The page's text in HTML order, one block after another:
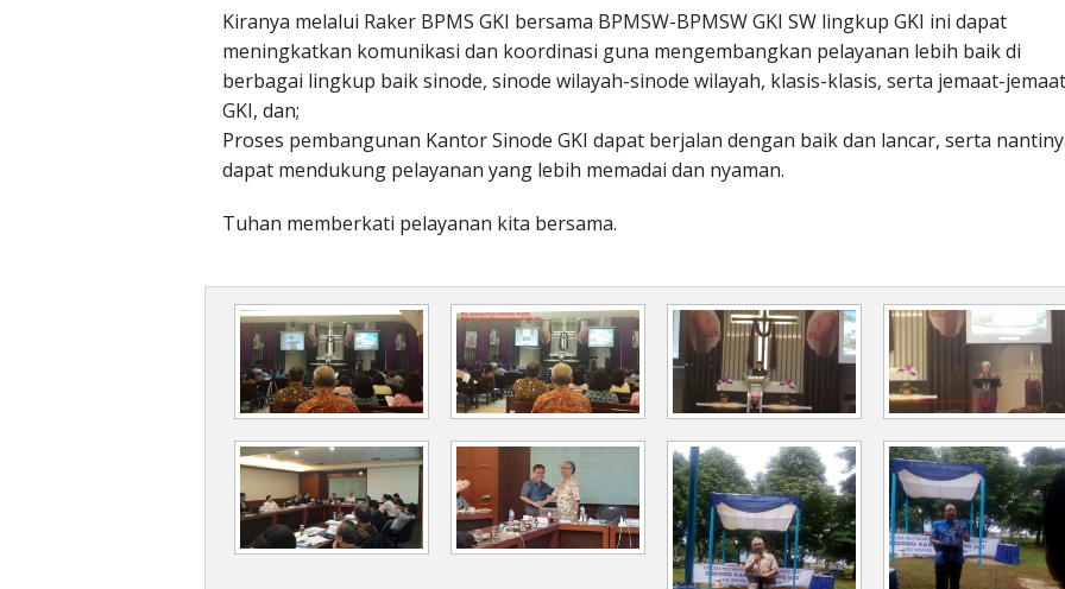
Kiranya melalui Raker BPMS GKI bersama BPMSW-BPMSW GKI SW lingkup GKI ini dapat
meningkatkan komunikasi dan koordinasi guna mengembangkan pelayanan lebih baik di
berbagai lingkup baik sinode, sinode wilayah-sinode wilayah, klasis-klasis, serta jemaat-jemaat
GKI, dan;
Proses pembangunan Kantor Sinode GKI dapat berjalan dengan baik dan lancar, serta
dapat mendukung pelayanan yang lebih memadai dan nyaman.
Tuhan memberkati pelayanan kita bersama.